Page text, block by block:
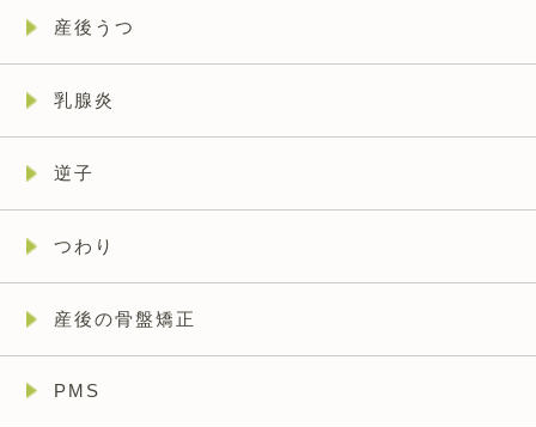
産後うつ
乳腺炎
逆子
つわり
産後の骨盤矯正
PMS